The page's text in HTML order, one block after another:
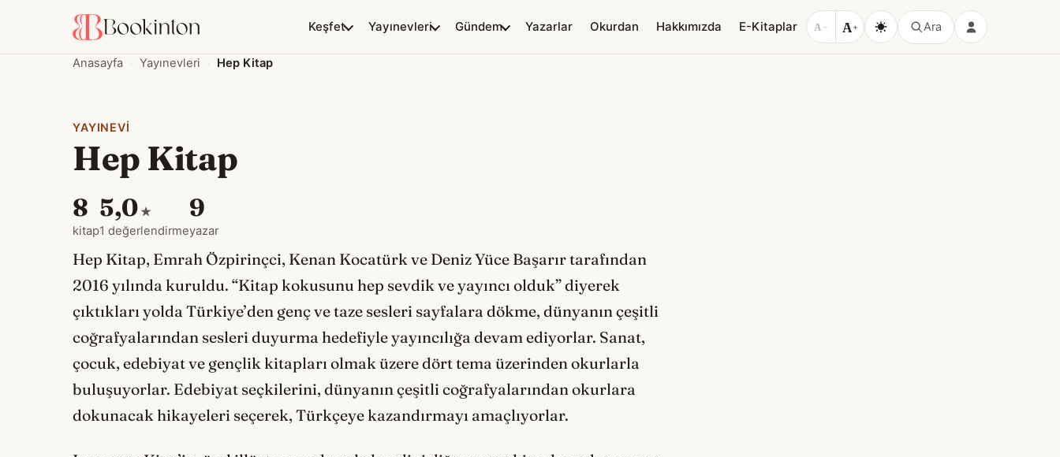
Keşfet Yayınevleri Gündem Yazarlar Okurdan Hakkımızda E-Kitaplar A − A+ Ara
Anasayfa Yayınevleri Hep Kitap
YAYINEVI
Hep Kitap
8
kitap
5,0 ★
1 değerlendirme
9
yazar
Hep Kitap, Emrah Özpirinçci, Kenan Kocatürk ve Deniz Yüce Başarır tarafından
2016 yılında kuruldu. “Kitap kokusunu hep sevdik ve yayıncı olduk” diyerek
çıktıkları yolda Türkiye’den genç ve taze sesleri sayfalara dökme, dünyanın çeşitli
coğrafyalarından sesleri duyurma hedefiyle yayıncılığa devam ediyorlar. Sanat,
çocuk, edebiyat ve gençlik kitapları olmak üzere dört tema üzerinden okurlarla
buluşuyorlar. Edebiyat seçkilerini, dünyanın çeşitli coğrafyalarından okurlara
dokunacak hikayeleri seçerek, Türkçeye kazandırmayı amaçlıyorlar.